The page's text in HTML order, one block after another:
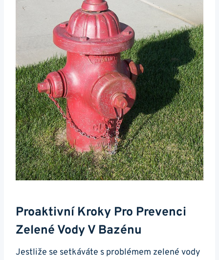
Proaktivní Kroky Pro Prevenci
Zelené Vody V Bazénu
Jestliže se setkáváte s problémem zelené vody